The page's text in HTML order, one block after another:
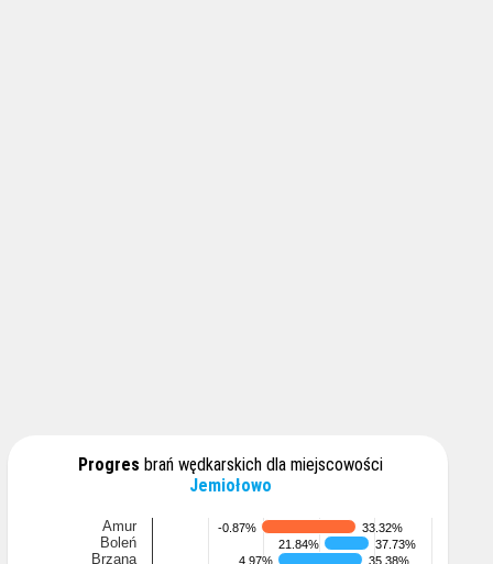
Progres brań wędkarskich dla miejscowości
Jemiołowo
-0.87%
-0.87%
21.84%
21.84%
4.97%
4.97%
33.32%
33.32%
37.73%
37.73%
35.38%
35.38%
Amur
Boleń
Brzana